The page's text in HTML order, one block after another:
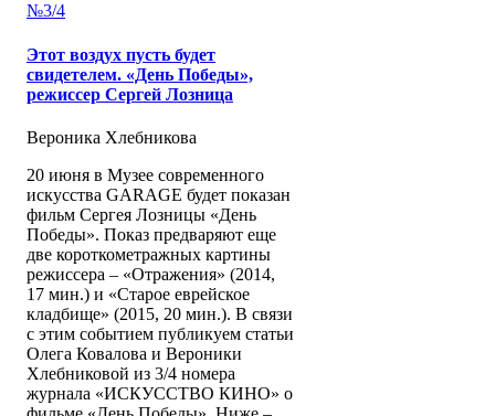
№3/4
Этот воздух пусть будет
свидетелем. «День Победы»,
режиссер Сергей Лозница
Вероника Хлебникова
20 июня в Музее современного
искусства GARAGE будет показан
фильм Сергея Лозницы «День
Победы». Показ предваряют еще
две короткометражных картины
режиссера – «Отражения» (2014,
17 мин.) и «Старое еврейское
кладбище» (2015, 20 мин.). В связи
с этим событием публикуем статьи
Олега Ковалова и Вероники
Хлебниковой из 3/4 номера
журнала «ИСКУССТВО КИНО» о